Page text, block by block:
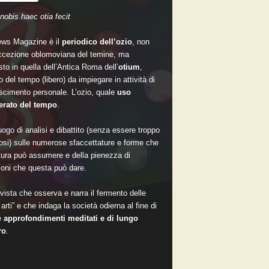
haec otia fecit
Magazine è il periodico dell’ozio, non
oblomoviana del temine, ma
in quella dell’Antica Roma dell’otium,
del tempo (libero) da impiegare in attività di
personale. L’ozio, quale uso
del tempo.
di analisi e dibattito (senza essere troppo
sulle numerose sfaccettature e forme che
può assumere e della pienezza di
che questa può dare.
che osserva e narra il fermento delle
arti” e che indaga la società odierna al fine di
approfondimenti meditati e di lungo
.